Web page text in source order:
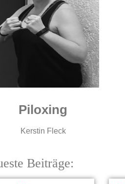
Piloxing
Kerstin Fleck
Beiträge: